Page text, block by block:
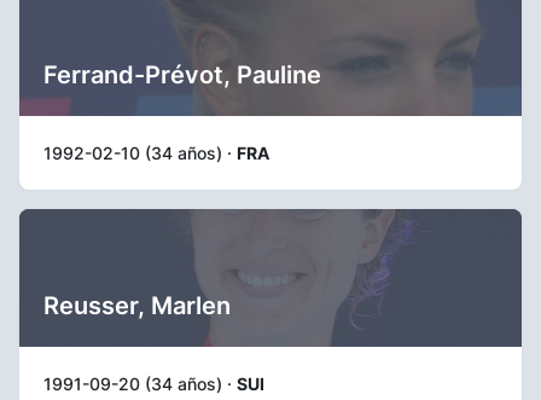
Ferrand-Prévot, Pauline
1992-02-10 (34 años) · FRA
Reusser, Marlen
1991-09-20 (34 años) · SUI